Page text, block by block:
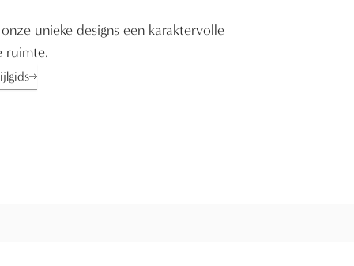
unieke designs een karaktervolle
ruimte.